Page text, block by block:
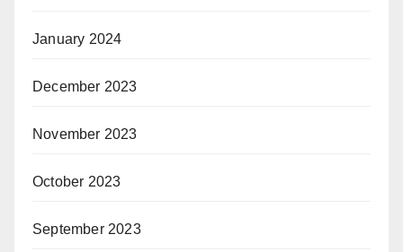
January 2024
December 2023
November 2023
October 2023
September 2023